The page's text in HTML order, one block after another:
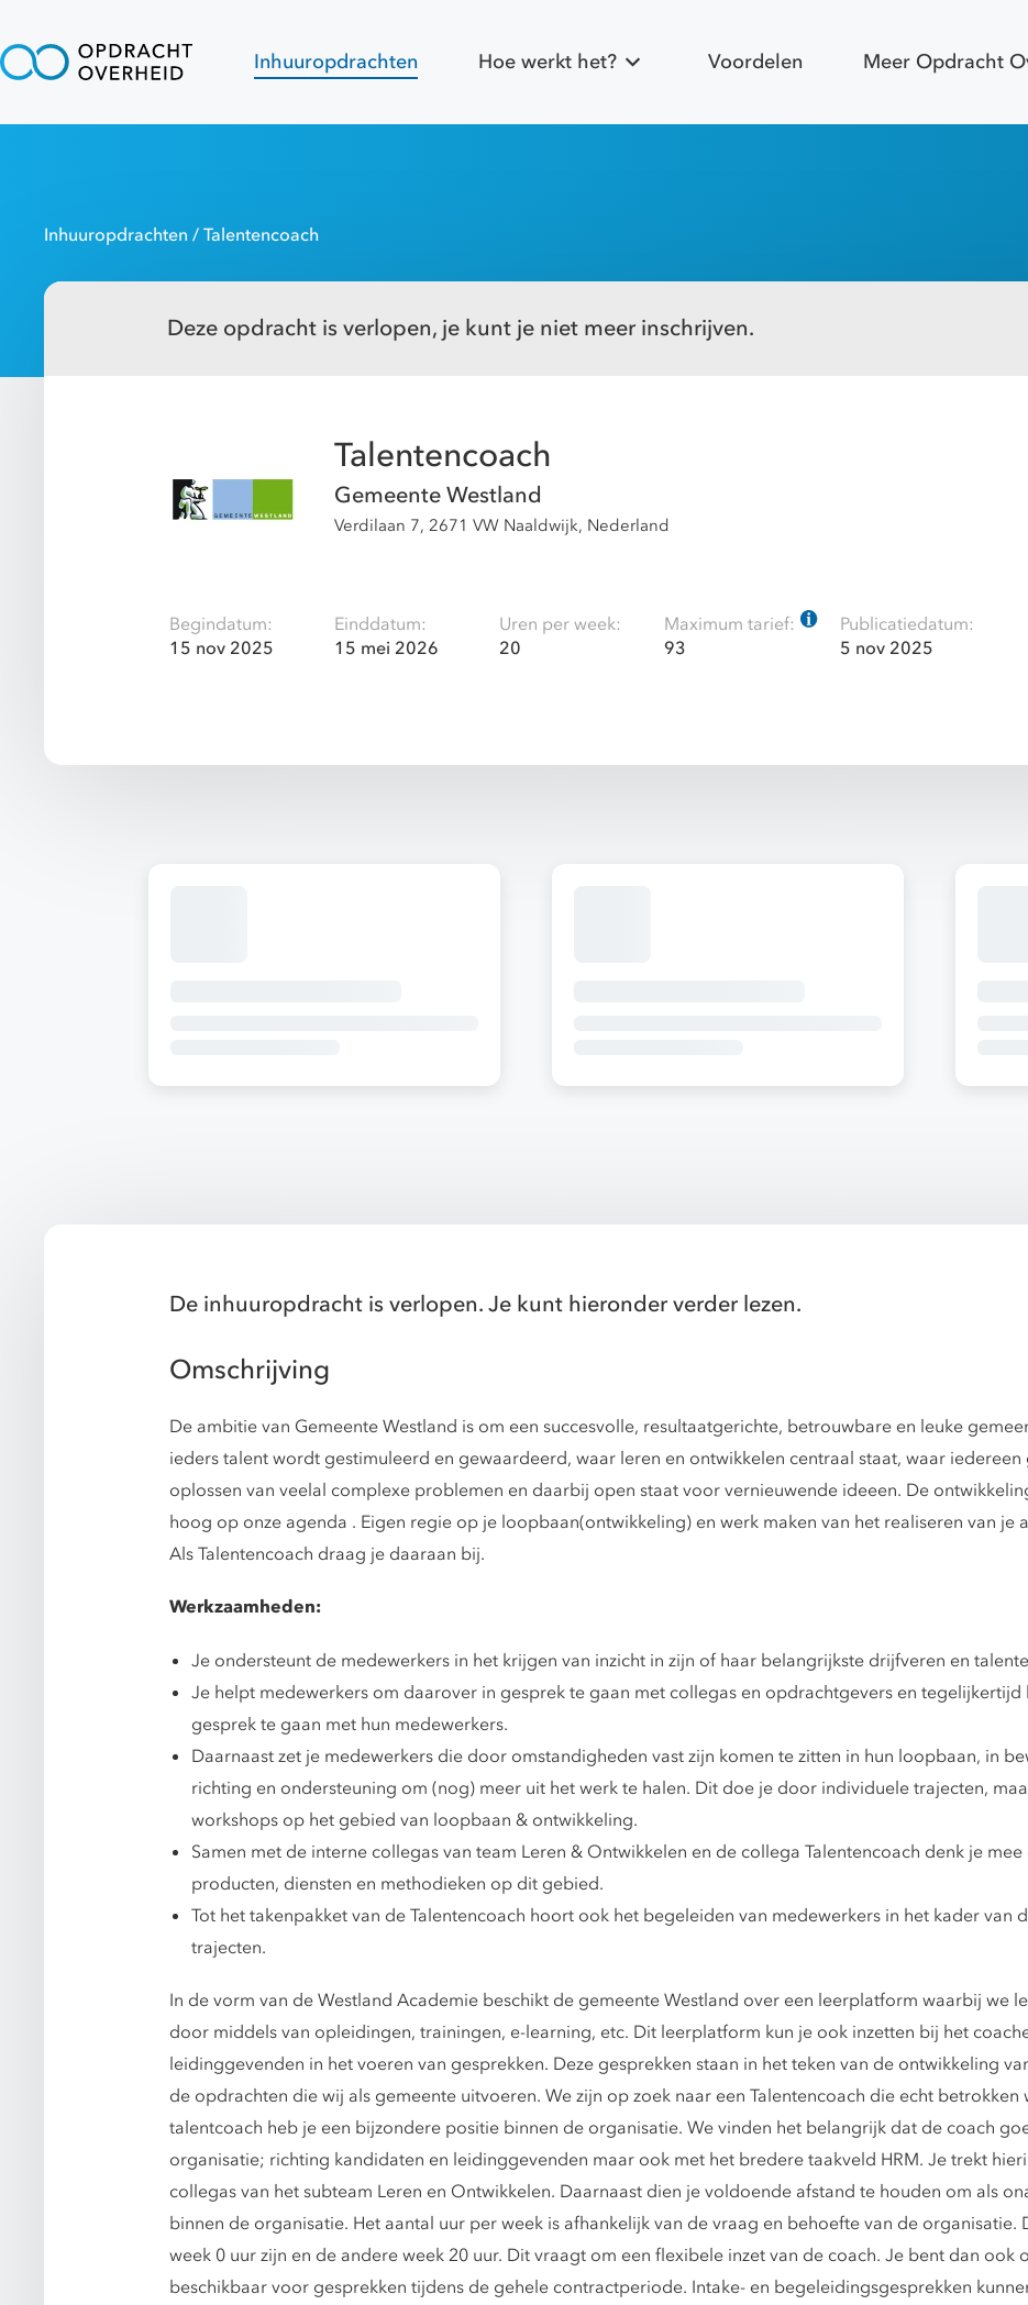
Inhuuropdrachten Hoe werkt het? Voordelen Meer Opdracht
Inhuuropdrachten / Talentencoach
Deze opdracht is verlopen, je kunt je niet meer inschrijven.
Talentencoach
Gemeente Westland
Verdilaan 7, 2671 VW Naaldwijk, Nederland
Begindatum:
15 nov 2025
Einddatum:
15 mei 2026
Uren per week:
20
Maximum tarief:
93
Publicatiedatum:
5 nov 2025
De inhuuropdracht is verlopen. Je kunt hieronder verder lezen.
Omschrijving
De ambitie van Gemeente Westland is om een succesvolle, resultaatgerichte, betrouwbare en leuke
ieders talent wordt gestimuleerd en gewaardeerd, waar leren en ontwikkelen centraal staat, waar
oplossen van veelal complexe problemen en daarbij open staat voor vernieuwende ideeen. De
hoog op onze agenda . Eigen regie op je loopbaan(ontwikkeling) en werk maken van het realiseren van je
Als Talentencoach draag je daaraan bij.
Werkzaamheden:
Je ondersteunt de medewerkers in het krijgen van inzicht in zijn of haar belangrijkste drijfveren en
Je helpt medewerkers om daarover in gesprek te gaan met collegas en opdrachtgevers en
gesprek te gaan met hun medewerkers.
Daarnaast zet je medewerkers die door omstandigheden vast zijn komen te zitten in hun loopbaan, in
richting en ondersteuning om (nog) meer uit het werk te halen. Dit doe je door individuele trajecten,
workshops op het gebied van loopbaan & ontwikkeling.
Samen met de interne collegas van team Leren & Ontwikkelen en de collega Talentencoach denk je
producten, diensten en methodieken op dit gebied.
Tot het takenpakket van de Talentencoach hoort ook het begeleiden van medewerkers in het kader van
trajecten.
In de vorm van de Westland Academie beschikt de gemeente Westland over een leerplatform waarbij we
door middels van opleidingen, trainingen, e-learning, etc. Dit leerplatform kun je ook inzetten bij het
leidinggevenden in het voeren van gesprekken. Deze gesprekken staan in het teken van de ontwikkeling
de opdrachten die wij als gemeente uitvoeren. We zijn op zoek naar een Talentencoach die echt
talentcoach heb je een bijzondere positie binnen de organisatie. We vinden het belangrijk dat de coach
organisatie; richting kandidaten en leidinggevenden maar ook met het bredere taakveld HRM. Je trekt
collegas van het subteam Leren en Ontwikkelen. Daarnaast dien je voldoende afstand te houden om als
binnen de organisatie. Het aantal uur per week is afhankelijk van de vraag en behoefte van de organisatie.
week 0 uur zijn en de andere week 20 uur. Dit vraagt om een flexibele inzet van de coach. Je bent dan ook
beschikbaar voor gesprekken tijdens de gehele contractperiode. Intake- en begeleidingsgesprekken